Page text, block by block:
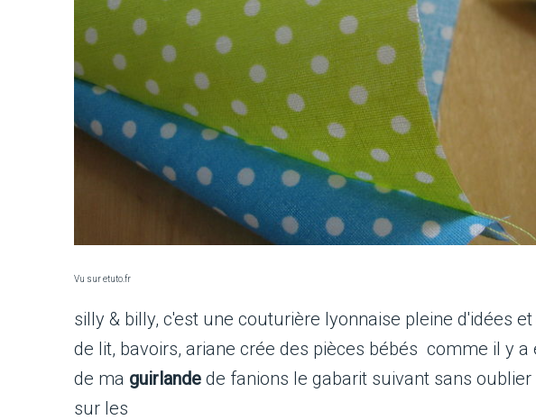
Vu sur etuto.fr
silly & billy, c'est une couturière lyonnaise pleine d'idées
de lit, bavoirs, ariane crée des pièces bébés comme il y a
de ma guirlande de fanions le gabarit suivant sans
sur les